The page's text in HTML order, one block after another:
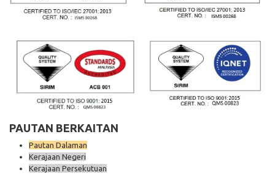
PAUTAN BERKAITAN
Pautan Dalaman
Kerajaan Negeri
Kerajaan Persekutuan